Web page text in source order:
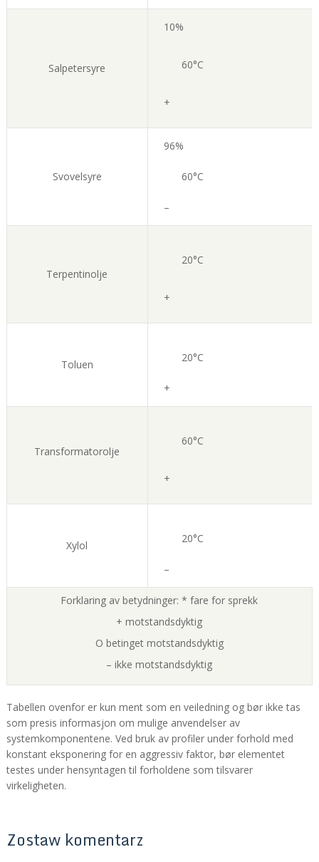
Salpetersyre
10%
60°C
+
Svovelsyre
96%
60°C
–
Terpentinolje
20°C
+
Toluen
20°C
+
Transformatorolje
60°C
+
Xylol
20°C
–
Forklaring av betydninger: *fare for sprekk
+motstandsdyktig
O betinget motstandsdyktig
–ikke motstandsdyktig
Tabellen ovenfor er kun ment som en veiledning og bør ikke tas
som presis informasjon om mulige anvendelser av
systemkomponentene. Ved bruk av profiler under forhold med
konstant eksponering for en aggressiv faktor, bør elementet
testes under hensyntagen til forholdene som tilsvarer
virkeligheten.
Zostaw komentarz